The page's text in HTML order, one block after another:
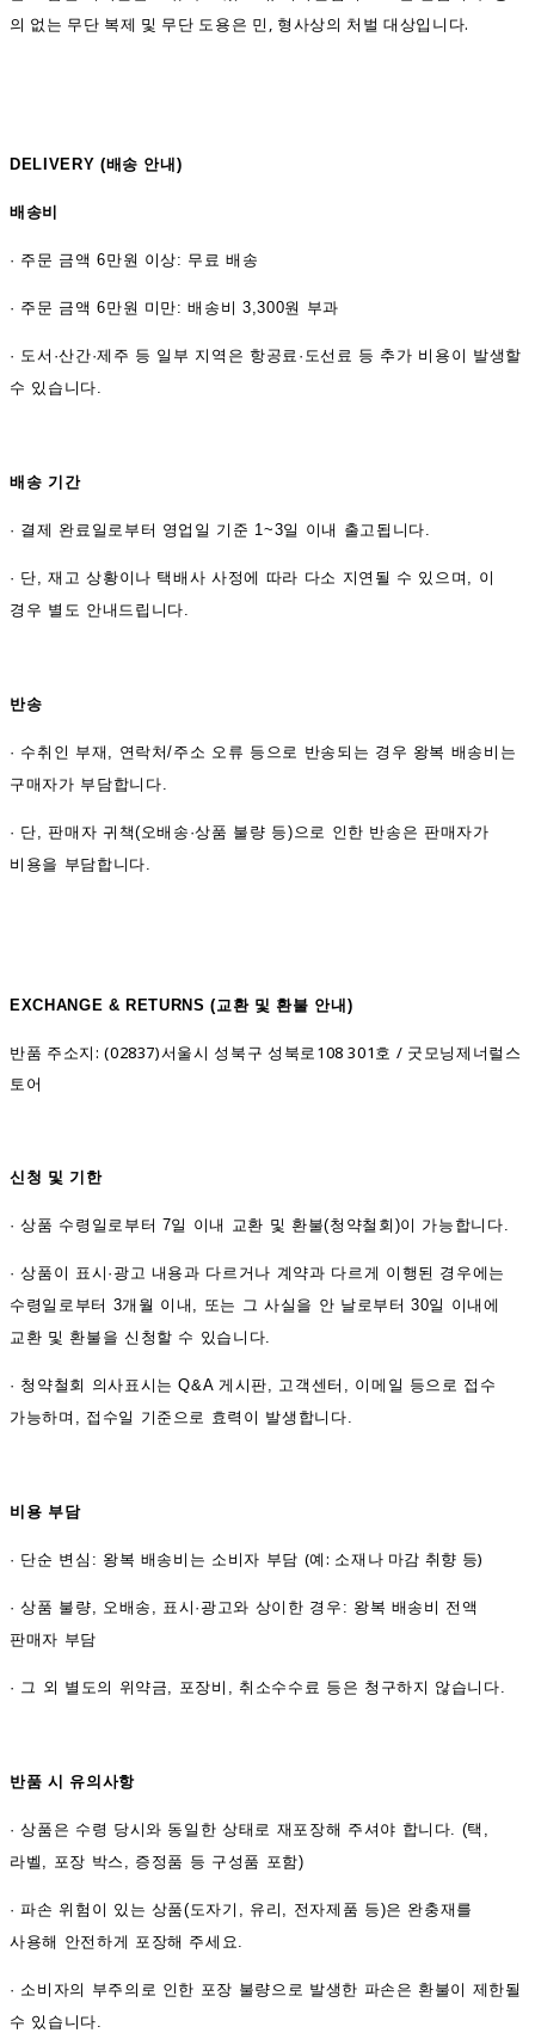
의 없는 무단 복제 및 무단 도용은 민, 형사상의 처벌 대상입니다.
DELIVERY (배송 안내)
배송비
· 주문 금액 6만원 이상: 무료 배송
· 주문 금액 6만원 미만: 배송비 3,300원 부과
· 도서·산간·제주 등 일부 지역은 항공료·도선료 등 추가 비용이 발생할
수 있습니다.
배송 기간
· 결제 완료일로부터 영업일 기준 1~3일 이내 출고됩니다.
· 단, 재고 상황이나 택배사 사정에 따라 다소 지연될 수 있으며, 이
경우 별도 안내드립니다.
반송
· 수취인 부재, 연락처/주소 오류 등으로 반송되는 경우 왕복 배송비는
구매자가 부담합니다.
· 단, 판매자 귀책(오배송·상품 불량 등)으로 인한 반송은 판매자가
비용을 부담합니다.
EXCHANGE & RETURNS (교환 및 환불 안내)
반품 주소지: (02837)서울시 성북구 성북로108 301호 / 굿모닝제너럴스
토어
신청 및 기한
·상품 수령일로부터 7일 이내 교환 및 환불(청약철회)이 가능합니다.
·상품이 표시·광고 내용과 다르거나 계약과 다르게 이행된 경우에는
수령일로부터 3개월 이내, 또는 그 사실을 안 날로부터 30일 이내에
교환 및 환불을 신청할 수 있습니다.
· 청약철회 의사표시는 Q&A 게시판, 고객센터, 이메일 등으로 접수
가능하며, 접수일 기준으로 효력이 발생합니다.
비용 부담
· 단순 변심: 왕복 배송비는 소비자 부담 (예: 소재나 마감 취향 등)
·상품 불량, 오배송, 표시·광고와 상이한 경우: 왕복 배송비 전액
판매자 부담
· 그 외 별도의 위약금, 포장비, 취소수수료 등은 청구하지 않습니다.
반품 시 유의사항
·상품은 수령 당시와 동일한 상태로 재포장해 주셔야 합니다. (택,
라벨, 포장 박스, 증정품 등 구성품 포함)
·파손 위험이 있는 상품(도자기, 유리, 전자제품 등)은 완충재를
사용해 안전하게 포장해 주세요.
· 소비자의 부주의로 인한 포장 불량으로 발생한 파손은 환불이 제한될
수 있습니다.